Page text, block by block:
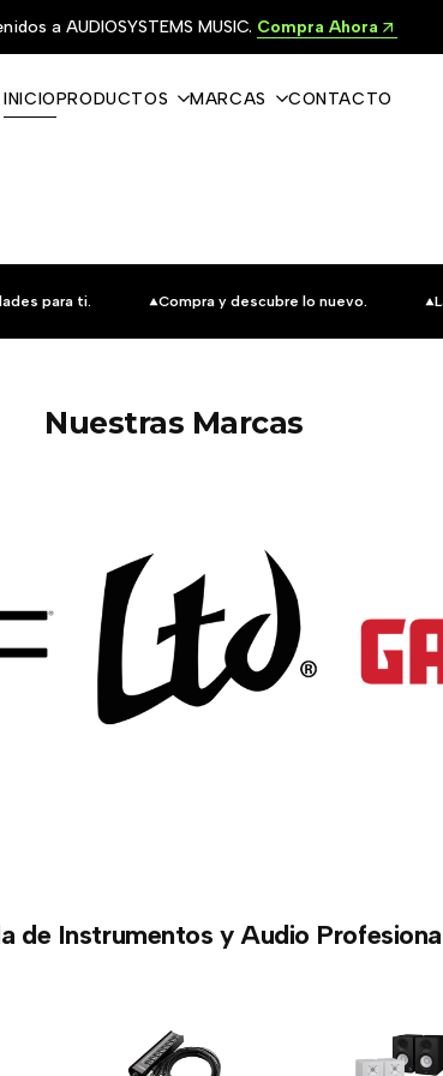
a AUDIOSYSTEMS MUSIC. Compra Ahora
INICIOPRODUCTOS MARCAS CONTACTO
para ti. Compra y descubre lo nuevo.
Nuestras Marcas
de Instrumentos y Audio